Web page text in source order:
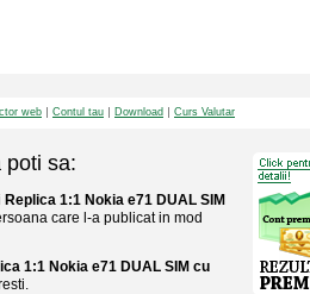
web Contul tau Download Curs Valutar
poti sa:
Replica 1:1 Nokia e71 DUAL SIM
care l-a publicat in mod
1:1 Nokia e71 DUAL SIM cu